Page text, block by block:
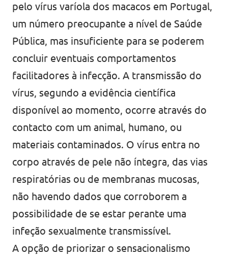
pelo vírus varíola dos macacos em Portugal,
um número preocupante a nível de Saúde
Pública, mas insuficiente para se poderem
concluir eventuais comportamentos
facilitadores à infecção. A transmissão do
vírus, segundo a evidência científica
disponível ao momento, ocorre através do
contacto com um animal, humano, ou
materiais contaminados. O vírus entra no
corpo através de pele não íntegra, das vias
respiratórias ou de membranas mucosas,
não havendo dados que corroborem a
possibilidade de se estar perante uma
infeção sexualmente transmissível.
A opção de priorizar o sensacionalismo